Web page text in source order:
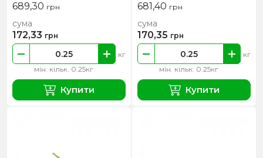
689,30 грн
мін. кільк. 0.25кг
кг
сума
172,33 грн
Купити
681,40 грн
мін. кільк. 0.25кг
кг
сума
170,35 грн
Купити